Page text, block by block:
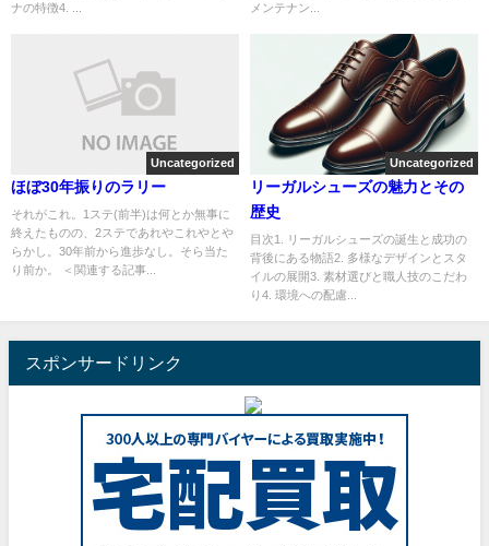
ナの特徴4. ...
メンテナン...
Uncategorized
ほぼ30年振りのラリー
それがこれ。1ステ(前半)は何とか無事に
終えたものの、2ステであれやこれやとや
らかし。30年前から進歩なし。そら当た
り前か。 ＜関連する記事...
Uncategorized
リーガルシューズの魅力とその
歴史
目次1. リーガルシューズの誕生と成功の
背後にある物語2. 多様なデザインとスタ
イルの展開3. 素材選びと職人技のこだわ
り4. 環境への配慮...
スポンサードリンク